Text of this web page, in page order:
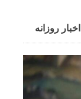
اخبار روزانه